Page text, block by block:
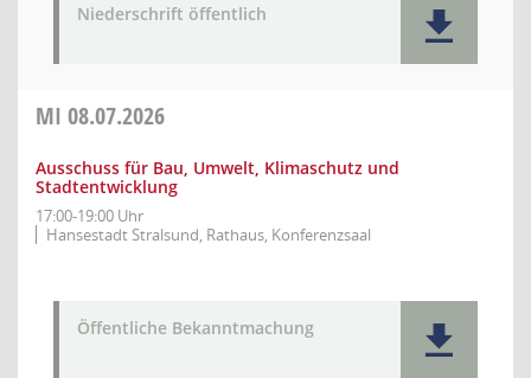
Niederschrift öffentlich
MI 08.07.2026
Ausschuss für Bau, Umwelt, Klimaschutz und
Stadtentwicklung
17:00-19:00 Uhr
Hansestadt Stralsund, Rathaus, Konferenzsaal
Öffentliche Bekanntmachung